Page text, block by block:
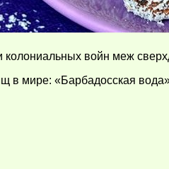
войн меж
мире: «Барбадосская